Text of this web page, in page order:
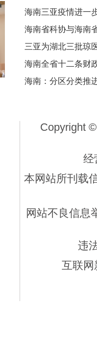
海南三亚疫情进一
海南省科协与海南
三亚为湖北三批琼
海南全省十二条财
海南：分区分类推
Copyright
经
本网站所刊载
网站不良信息
违
互联网